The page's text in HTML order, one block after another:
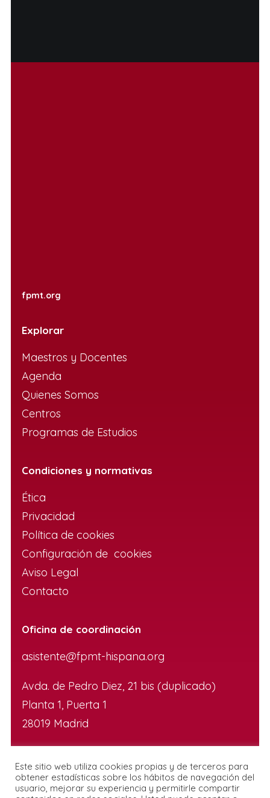
fpmt.org
Explorar
Maestros y Docentes
Agenda
Quienes Somos
Centros
Programas de Estudios
Condiciones y normativas
Ética
Privacidad
Política de cookies
Configuración de cookies
Aviso Legal
Contacto
Oficina de coordinación
asistente@fpmt-hispana.org
Avda. de Pedro Diez, 21 bis (duplicado)
Planta 1, Puerta 1
28019 Madrid
Este sitio web utiliza cookies propias y de terceros para
obtener estadísticas sobre los hábitos de navegación del
usuario, mejorar su experiencia y permitirle compartir